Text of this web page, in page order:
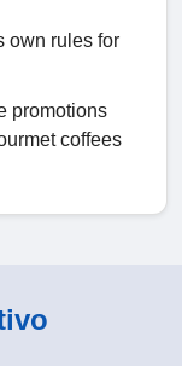
own rules for
promotions
coffees